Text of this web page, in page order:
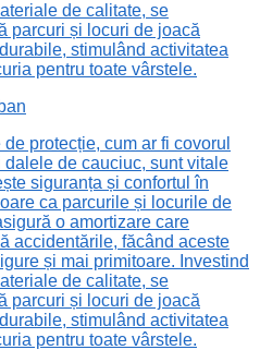
de calitate, se
parcuri și locuri de joacă
stimulând activitatea
pentru toate vârstele.
protecție, cum ar fi covorul
dalele de cauciuc, sunt vitale
siguranța și confortul în
ca parcurile și locurile de
o amortizare care
accidentările, făcând aceste
și mai primitoare. Investind
de calitate, se
parcuri și locuri de joacă
stimulând activitatea
pentru toate vârstele.